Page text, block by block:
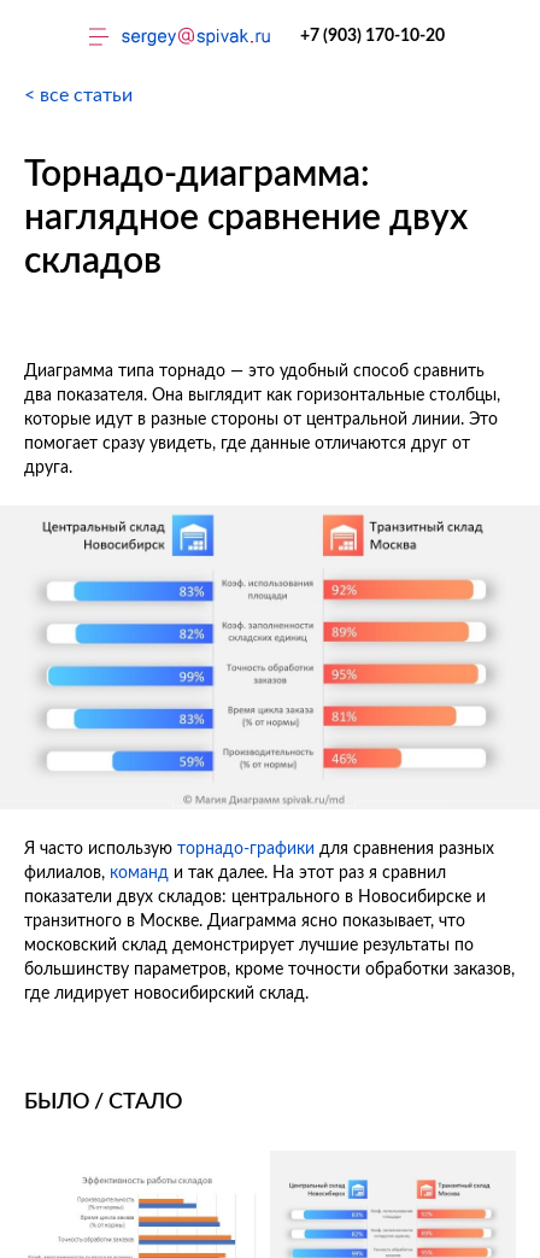
+7 (903) 170-10-20
< все статьи
Торнадо-диаграмма:
наглядное сравнение двух
складов
Диаграмма типа торнадо — это удобный способ сравнить
два показателя. Она выглядит как горизонтальные столбцы,
которые идут в разные стороны от центральной линии. Это
помогает сразу увидеть, где данные отличаются друг от
друга.
Я часто использую торнадо-графики для сравнения разных
филиалов, команд и так далее. На этот раз я сравнил
показатели двух складов: центрального в Новосибирске и
транзитного в Москве. Диаграмма ясно показывает, что
московский склад демонстрирует лучшие результаты по
большинству параметров, кроме точности обработки заказов,
где лидирует новосибирский склад.
БЫЛО / СТАЛО